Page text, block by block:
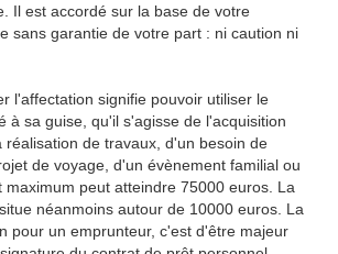
Il est accordé sur la base de votre
sans garantie de votre part : ni caution ni
l'affectation signifie pouvoir utiliser le
à sa guise, qu'il s'agisse de l'acquisition
réalisation de travaux, d'un besoin de
de voyage, d'un évènement familial ou
maximum peut atteindre 75000 euros. La
néanmoins autour de 10000 euros. La
pour un emprunteur, c'est d'être majeur